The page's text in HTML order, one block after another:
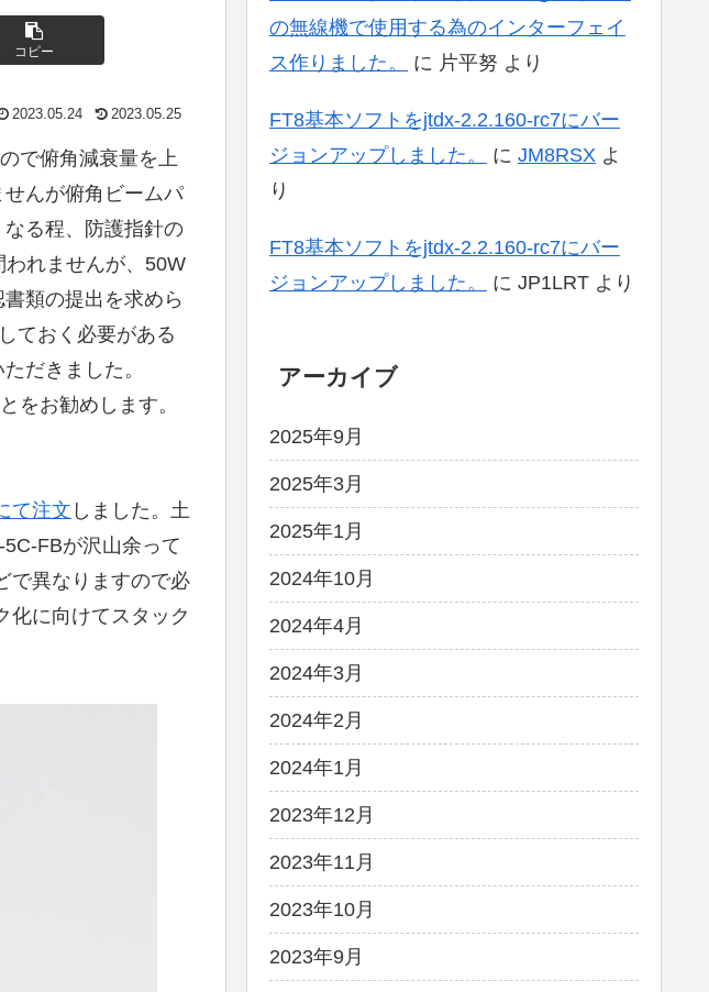
コピー
2023.05.24 2023.05.25
で俯角減衰量を上
んが俯角ビームパ
る程、防護指針の
れませんが、50W
類の提出を求めら
ておく必要がある
だきました。
をお勧めします。
て注文 しました。土
FBが沢山余って
で異なりますので必
化に向けてスタック
の無線機で使用する為のインターフェイ
ス作りました。
に 片平努 より
FT8基本ソフトをjtdx-2.2.160-rc7にバー
ジョンアップしました。
に JM8RSX よ
り
FT8基本ソフトをjtdx-2.2.160-rc7にバー
ジョンアップしました。
に JP1LRT より
アーカイブ
2025年9月
2025年3月
2025年1月
2024年10月
2024年4月
2024年3月
2024年2月
2024年1月
2023年12月
2023年11月
2023年10月
2023年9月